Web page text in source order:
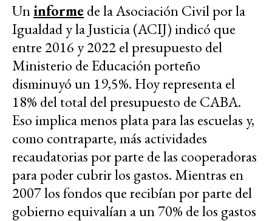
Uninforme de la Asociación Civil por la
Igualdad y la Justicia (ACIJ) indicó que
entre 2016 y 2022 el presupuesto del
Ministerio de Educación porteño
disminuyó un 19,5%. Hoy representa el
18% del total del presupuesto de CABA.
Eso implica menos plata para las escuelas y,
como contraparte, más actividades
recaudatorias por parte de las cooperadoras
para poder cubrir los gastos. Mientras en
2007 los fondos que recibían por parte del
gobierno equivalían a un 70% de los gastos